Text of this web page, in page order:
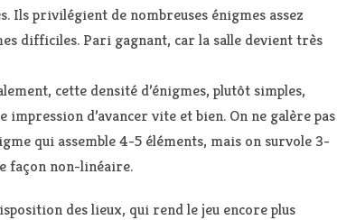
Ils privilégient de nombreuses énigmes assez
difficiles. Pari gagnant, car la salle devient très
cette densité d’énigmes, plutôt simples,
impression d’avancer vite et bien. On ne galère pas
qui assemble 4-5 éléments, mais on survole 3-
façon non-linéaire.
des lieux, qui rend le jeu encore plus